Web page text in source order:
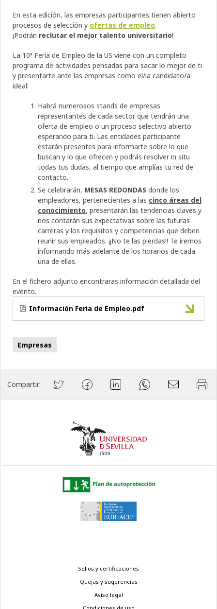
En esta edición, las empresas participantes tienen abierto
procesos de selección y ofertas de empleo.
¡Podrán reclutar el mejor talento universitario!
La 10ª Feria de Empleo de la US viene con un completo
programa de actividades pensadas para sacar lo mejor de ti
y presentarte ante las empresas como el/la candidato/a
ideal:
Habrá numerosos stands de empresas
representantes de cada sector que tendrán una
oferta de empleo o un proceso selectivo abierto
esperando para ti. Las entidades participante
estarán presentes para informarte sobre lo que
buscan y lo que ofrecen y podrás resolver in situ
todas tus dudas, al tiempo que amplías tu red de
contacto.
Se celebrarán, MESAS REDONDAS donde los
empleadores, pertenecientes a las cinco áreas del
conocimiento, presentarán las tendencias claves y
nos contarán sus expectativas sobre las futuras
carreras y los requisitos y competencias que deben
reunir sus empleados. ¡¡No te las pierdas!! Te iremos
informando más adelante de los horarios de cada
una de ellas.
En el fichero adjunto encontraras información detallada del
evento.
Información Feria de Empleo.pdf
Empresas
Compartir:
Sellos y certificaciones
Quejas y sugerencias
Aviso legal